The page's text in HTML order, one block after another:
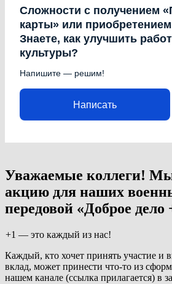
Сложности с получением
карты» или
Знаете, как улучшить
культуры?
Напишите — решим!
Написать
Уважаемые коллеги!
акцию для наших
передовой «Доброе дело
+1 — это каждый из нас!
Каждый, кто хочет принять участие и
вклад, может принести что-то из
нашем канале (ссылка прилагается) в